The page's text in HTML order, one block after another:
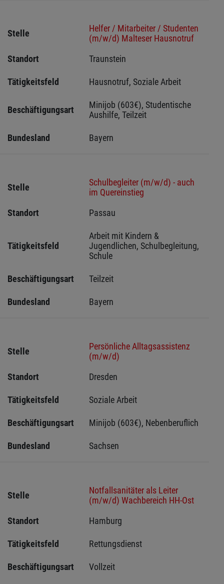
Stelle
Helfer / Mitarbeiter / Studenten
(m/w/d) Malteser Hausnotruf
Standort
Traunstein
Tätigkeitsfeld Hausnotruf, Soziale Arbeit
Beschäftigungsart
Minijob (603€), Studentische
Aushilfe, Teilzeit
Bundesland Bayern
Stelle
Schulbegleiter (m/w/d) - auch
im Quereinstieg
Standort
Passau
Tätigkeitsfeld
Arbeit mit Kindern &
Jugendlichen, Schulbegleitung,
Schule
Beschäftigungsart Teilzeit
Bundesland Bayern
Stelle
Persönliche Alltagsassistenz
(m/w/d)
Standort
Dresden
Tätigkeitsfeld Soziale Arbeit
Beschäftigungsart Minijob (603€), Nebenberuflich
Bundesland Sachsen
Stelle
Notfallsanitäter als Leiter
(m/w/d) Wachbereich HH-Ost
Standort
Hamburg
Tätigkeitsfeld Rettungsdienst
Beschäftigungsart Vollzeit